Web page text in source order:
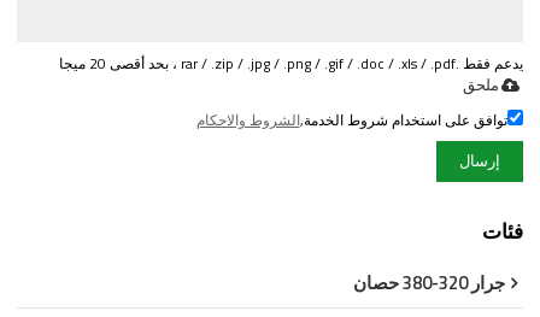
يدعم فقط .rar / .zip / .jpg / .png / .gif / .doc / .xls / .pdf ، بحد أقصى 20 ميجا
ملحق
توافق على استخدام شروط الخدمة,الشروط والاحكام
إرسال
فئات
جرار 320-380 حصان